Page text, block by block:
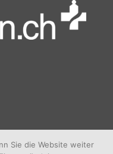
Sie die Website weiter